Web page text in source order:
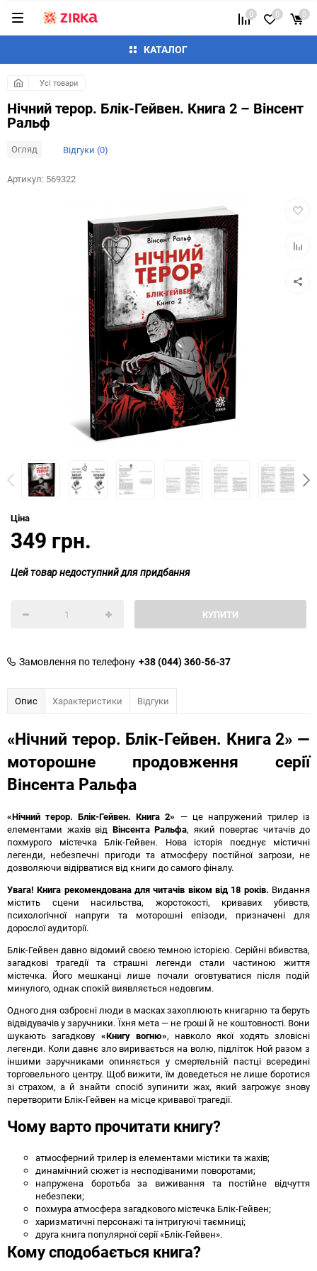
КАТАЛОГ
0 0 0
Усі товари
Нічний терор. Блік-Гейвен. Книга 2 – Вінсент
Ральф
Огляд Відгуки (0)
до
Артикул: 569322
Ціна
349 грн.
Цей товар недоступний для придбання
КУПИТИ
Замовлення по телефону +38 (044) 360-56-37
Опис Характеристики Відгуки
«Нічний терор. Блік-Гейвен. Книга 2» —
моторошне продовження серії
Вінсента Ральфа
«Нічний терор. Блік-Гейвен. Книга 2» — це напружений трилер із
елементами жахів від Вінсента Ральфа, який повертає читачів до
похмурого містечка Блік-Гейвен. Нова історія поєднує містичні
легенди, небезпечні пригоди та атмосферу постійної загрози, не
дозволяючи відірватися від книги до самого фіналу.
Увага! Книга рекомендована для читачів віком від 18 років. Видання
містить сцени насильства, жорстокості, кривавих убивств,
психологічної напруги та моторошні епізоди, призначені для
дорослої аудиторії.
Блік-Гейвен давно відомий своєю темною історією. Серійні вбивства,
загадкові трагедії та страшні легенди стали частиною життя
містечка. Його мешканці лише почали оговтуватися після подій
минулого, однак спокій виявляється недовгим.
Одного дня озброєні люди в масках захоплюють книгарню та беруть
відвідувачів у заручники. Їхня мета — не гроші й не коштовності. Вони
шукають загадкову «Книгу вогню», навколо якої ходять зловісні
легенди. Коли давнє зло виривається на волю, підліток Ной разом з
іншими заручниками опиняється у смертельній пастці всередині
торговельного центру. Щоб вижити, їм доведеться не лише боротися
зі страхом, а й знайти спосіб зупинити жах, який загрожує знову
перетворити Блік-Гейвен на місце кривавої трагедії.
Чому варто прочитати книгу?
атмосферний трилер із елементами містики та жахів;
динамічний сюжет із несподіваними поворотами;
напружена боротьба за виживання та постійне відчуття
небезпеки;
похмура атмосфера загадкового містечка Блік-Гейвен;
харизматичні персонажі та інтригуючі таємниці;
друга книга популярної серії «Блік-Гейвен».
Кому сподобається книга?